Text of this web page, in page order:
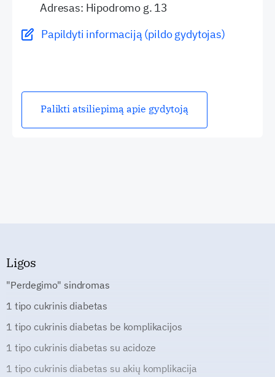
Adresas: Hipodromo g. 13
Papildyti informaciją (pildo gydytojas)
Palikti atsiliepimą apie gydytoją
Ligos
"Perdegimo" sindromas
1 tipo cukrinis diabetas
1 tipo cukrinis diabetas be komplikacijos
1 tipo cukrinis diabetas su acidoze
1 tipo cukrinis diabetas su akių komplikacija